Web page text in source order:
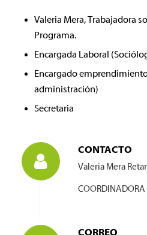
Valeria Mera, Trabajadora
Programa.
Encargada Laboral
Encargado
administración)
Secretaria
CONTACTO
Valeria Mera
COORDINADORA
CORREO